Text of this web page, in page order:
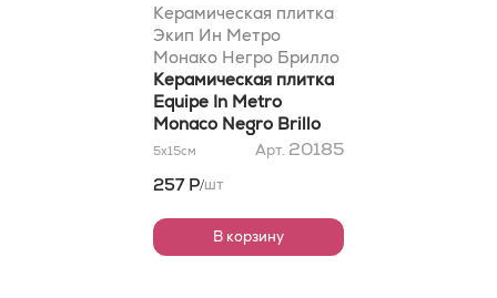
Керамическая плитка
Экип Ин Метро
Монако Негро Брилло
5x15
Керамическая плитка
Equipe In Metro
Monaco Negro Brillo
5x15
5x15см Арт. 20185
257 Р/шт
В корзину